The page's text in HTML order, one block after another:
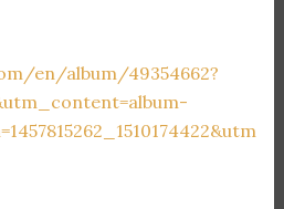
en/album/49354662?